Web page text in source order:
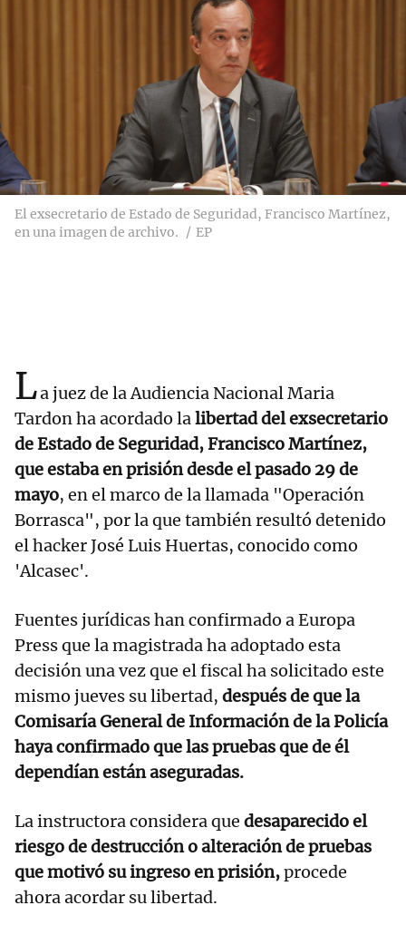
El exsecretario de Estado de Seguridad, Francisco Martínez,
en una imagen de archivo.
EP
La juez de la Audiencia Nacional Maria
Tardon ha acordado lalibertad del exsecretario
de Estado de Seguridad, Francisco Martínez,
que estaba en prisión desde el pasado 29 de
mayo, en el marco de la llamada "Operación
Borrasca", por la que también resultó detenido
el hacker José Luis Huertas, conocido como
'Alcasec'.
Fuentes jurídicas han confirmado a Europa
Press que la magistrada ha adoptado esta
decisión una vez que el fiscal ha solicitado este
mismo jueves su libertad, después de que la
Comisaría General de Información de la Policía
haya confirmado que las pruebas que de él
dependían están aseguradas.
La instructora considera que desaparecido el
riesgo de destrucción o alteración de pruebas
que motivó su ingreso en prisión,procede
ahora acordar su libertad.